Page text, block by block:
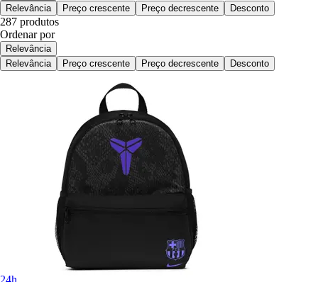
Relevância
Preço crescente Preço decrescente Desconto
287 produtos
Ordenar por
Relevância
Relevância
Preço crescente Preço decrescente Desconto